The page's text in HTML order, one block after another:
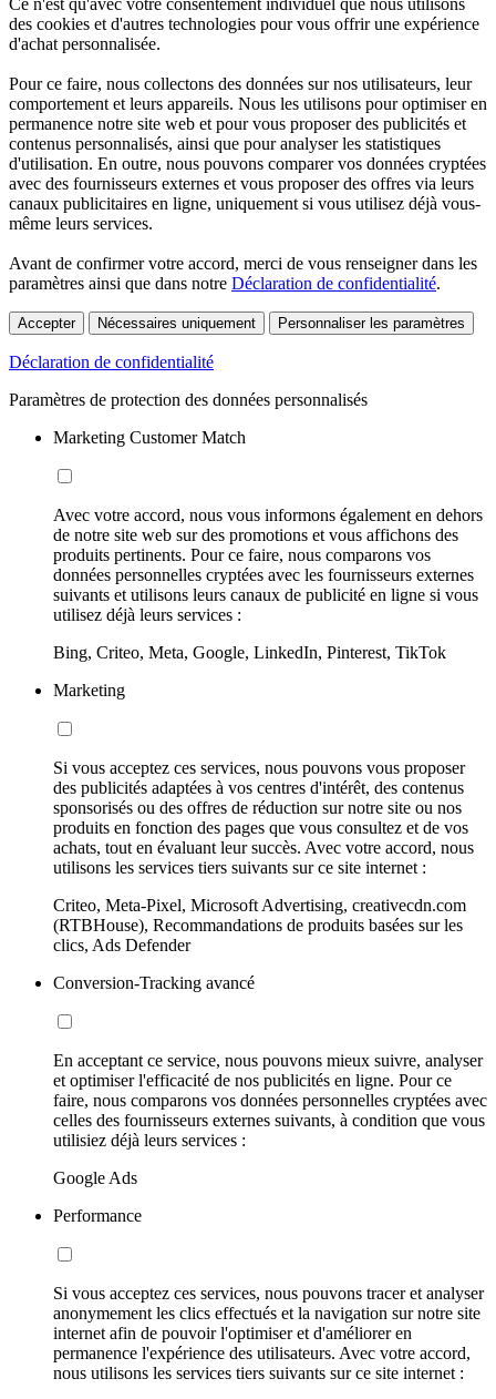
Ce n'est qu'avec votre consentement individuel que nous utilisons
des cookies et d'autres technologies pour vous offrir une expérience
d'achat personnalisée.
Pour ce faire, nous collectons des données sur nos utilisateurs, leur
comportement et leurs appareils. Nous les utilisons pour optimiser en
permanence notre site web et pour vous proposer des publicités et
contenus personnalisés, ainsi que pour analyser les statistiques
d'utilisation. En outre, nous pouvons comparer vos données cryptées
avec des fournisseurs externes et vous proposer des offres via leurs
canaux publicitaires en ligne, uniquement si vous utilisez déjà vous-
même leurs services.
Avant de confirmer votre accord, merci de vous renseigner dans les
paramètres ainsi que dans notre Déclaration de confidentialité.
Accepter Nécessaires uniquement Personnaliser les paramètres
Déclaration de confidentialité
Paramètres de protection des données personnalisés
Marketing Customer Match
Avec votre accord, nous vous informons également en dehors
de notre site web sur des promotions et vous affichons des
produits pertinents. Pour ce faire, nous comparons vos
données personnelles cryptées avec les fournisseurs externes
suivants et utilisons leurs canaux de publicité en ligne si vous
utilisez déjà leurs services :
Bing, Criteo, Meta, Google, LinkedIn, Pinterest, TikTok
Marketing
Si vous acceptez ces services, nous pouvons vous proposer
des publicités adaptées à vos centres d'intérêt, des contenus
sponsorisés ou des offres de réduction sur notre site ou nos
produits en fonction des pages que vous consultez et de vos
achats, tout en évaluant leur succès. Avec votre accord, nous
utilisons les services tiers suivants sur ce site internet :
Criteo, Meta-Pixel, Microsoft Advertising, creativecdn.com
(RTBHouse), Recommandations de produits basées sur les
clics, Ads Defender
Conversion-Tracking avancé
En acceptant ce service, nous pouvons mieux suivre, analyser
et optimiser l'efficacité de nos publicités en ligne. Pour ce
faire, nous comparons vos données personnelles cryptées avec
celles des fournisseurs externes suivants, à condition que vous
utilisiez déjà leurs services :
Google Ads
Performance
Si vous acceptez ces services, nous pouvons tracer et analyser
anonymement les clics effectués et la navigation sur notre site
internet afin de pouvoir l'optimiser et d'améliorer en
permanence l'expérience des utilisateurs. Avec votre accord,
nous utilisons les services tiers suivants sur ce site internet :